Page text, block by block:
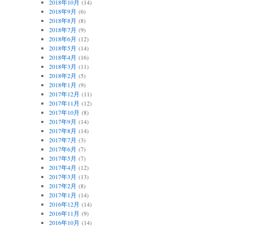
2018年10月 (14)
2018年9月 (6)
2018年8月 (8)
2018年7月 (9)
2018年6月 (12)
2018年5月 (14)
2018年4月 (16)
2018年3月 (11)
2018年2月 (5)
2018年1月 (9)
2017年12月 (11)
2017年11月 (12)
2017年10月 (8)
2017年9月 (14)
2017年8月 (14)
2017年7月 (3)
2017年6月 (7)
2017年5月 (7)
2017年4月 (12)
2017年3月 (13)
2017年2月 (8)
2017年1月 (14)
2016年12月 (14)
2016年11月 (9)
2016年10月 (14)